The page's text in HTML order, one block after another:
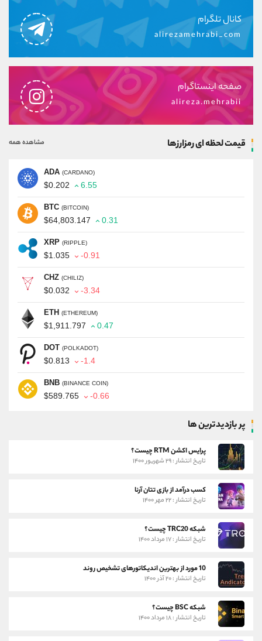
کانال تلگرام
alirezamehrabi_com
صفحه اینستاگرام
alireza.mehrabii
قیمت لحظه ای رمزارزها مشاهده همه
ADA (CARDANO)
$0.202 6.55
BTC (BITCOIN)
$64,803.147 0.31
XRP (RIPPLE)
$1.035 -0.91
CHZ (CHILIZ)
$0.032 -3.34
ETH (ETHEREUM)
$1,911.797 0.47
DOT (POLKADOT)
$0.813 -1.4
BNB (BINANCE COIN)
$589.765 -0.66
پر بازدیدترین ها
پرایس اکشن RTM چیست؟
تاریخ انتشار : ۲۹ شهریور ۱۴۰۰
کسب درآمد از بازی تتان آرنا
تاریخ انتشار : ۲۲ مهر ۱۴۰۰
شبکه TRC20 چیست؟
تاریخ انتشار : ۱۷ مرداد ۱۴۰۰
10 مورد از بهترین اندیکاتورهای تشخیص روند
تاریخ انتشار : ۲۰ آذر ۱۴۰۰
شبکه BSC چیست؟
تاریخ انتشار : ۱۸ مرداد ۱۴۰۰